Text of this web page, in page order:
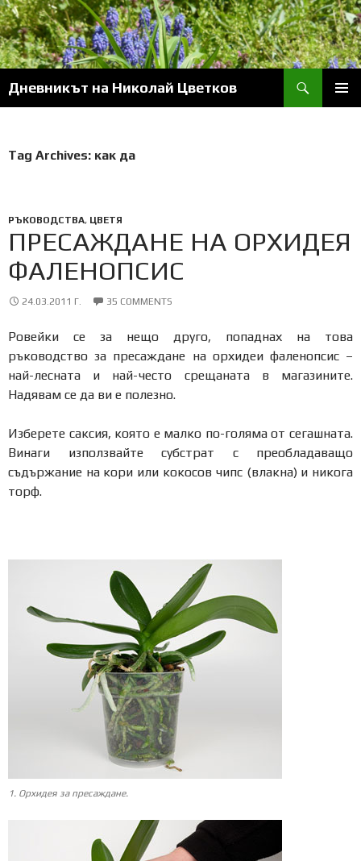
Skip
to
content
Дневникът на Николай Цветков
Tag Archives: как да
РЪКОВОДСТВА, ЦВЕТЯ
ПРЕСАЖДАНЕ НА ОРХИДЕЯ
ФАЛЕНОПСИС
24.03.2011 Г. 35 COMMENTS
Ровейки се за нещо друго, попаднах на това
ръководство за пресаждане на орхидеи фаленопсис –
най-лесната и най-често срещаната в магазините.
Надявам се да ви е полезно.
Изберете саксия, която е малко по-голяма от сегашната.
Винаги използвайте субстрат с преобладаващо
съдържание на кори или кокосов чипс (влакна) и никога
торф.
1. Орхидея за пресаждане.